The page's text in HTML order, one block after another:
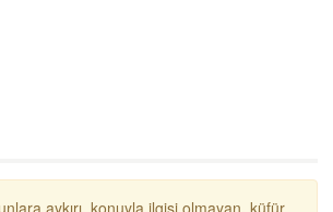
aykırı, konuyla ilgisi olmayan, küfür